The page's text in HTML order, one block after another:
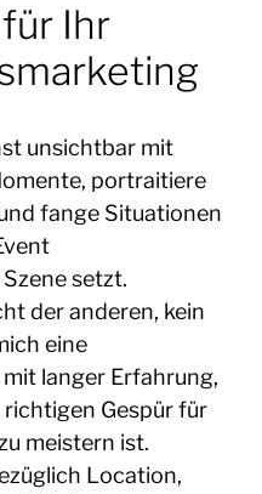
Ihr
unsichtbar mit
portraitiere
fange Situationen
setzt.
der anderen, kein
eine
langer Erfahrung,
Gespür für
meistern ist.
Location,